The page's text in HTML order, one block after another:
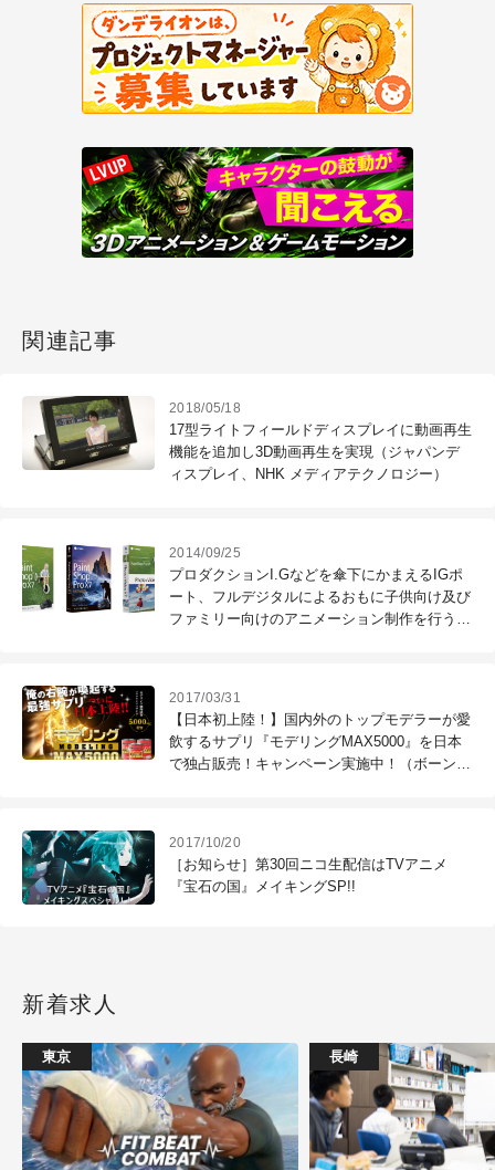
関連記事
2018/05/18
17型ライトフィールドディスプレイに動画再生
機能を追加し3D動画再生を実現（ジャパンデ
ィスプレイ、NHK メディアテクノロジー）
2014/09/25
プロダクションI.Gなどを傘下にかまえるIGポ
ート、フルデジタルによるおもに子供向け及び
ファミリー向けのアニメーション制作を行う新
2017/03/31
【日本初上陸！】国内外のトップモデラーが愛
飲するサプリ『モデリングMAX5000』を日本
で独占販売！キャンペーン実施中！（ボーンデ
2017/10/20
［お知らせ］第30回ニコ生配信はTVアニメ
『宝石の国』メイキングSP!!
新着求人
東京 長崎